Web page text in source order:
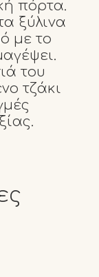
πόρτα.
ξύλινα
με το
του
τζάκι